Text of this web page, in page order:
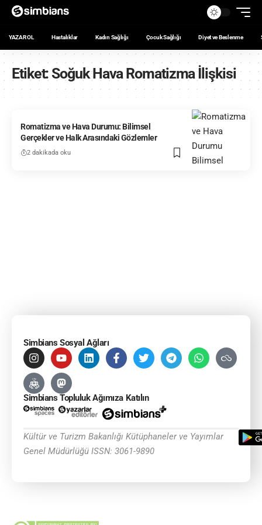
YAZAR OL Hastalıklar Kadın Sağlığı Çocuk Sağlığı Diyet ve Beslenme
Etiket: Soğuk Hava Romatizma İlişkisi
Romatizma ve Hava Durumu: Bilimsel
Gerçekler ve Halk Arasındaki Gözlemler
2 dakikada oku
Simbians Sosyal Ağları
Simbians Topluluk Ağımıza Katılın
Kültür ve Turizm Bakanlığı Kütüphaneler ve Yayımlar
Genel Müdürlüğü ISSN: 3061-9890